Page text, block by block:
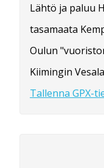
Lähtö ja paluu
tasamaata
Oulun
Kiimingin
Tallenna GPX-